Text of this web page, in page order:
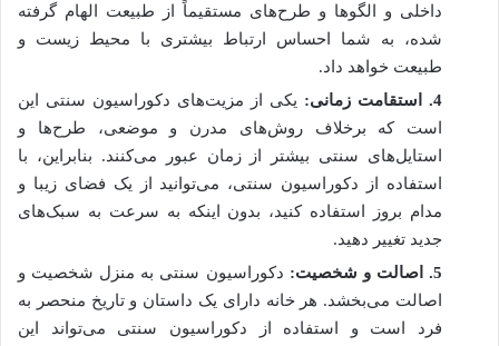
داخلی و الگوها و طرح‌های مستقیماً از طبیعت الهام گرفته
شده، به شما احساس ارتباط بیشتری با محیط زیست و
طبیعت خواهد داد.
4
. استقامت زمانی: یکی از مزیت‌های دکوراسیون سنتی این
است که برخلاف روش‌های مدرن و موضعی، طرح‌ها و
استایل‌های سنتی بیشتر از زمان عبور می‌کنند. بنابراین، با
استفاده از دکوراسیون سنتی، می‌توانید از یک فضای زیبا و
مدام بروز استفاده کنید، بدون اینکه به سرعت به سبک‌های
جدید تغییر دهید.
5
. اصالت و شخصیت: دکوراسیون سنتی به منزل شخصیت و
اصالت می‌بخشد. هر خانه دارای یک داستان و تاریخ منحصر به
فرد است و استفاده از دکوراسیون سنتی می‌تواند این